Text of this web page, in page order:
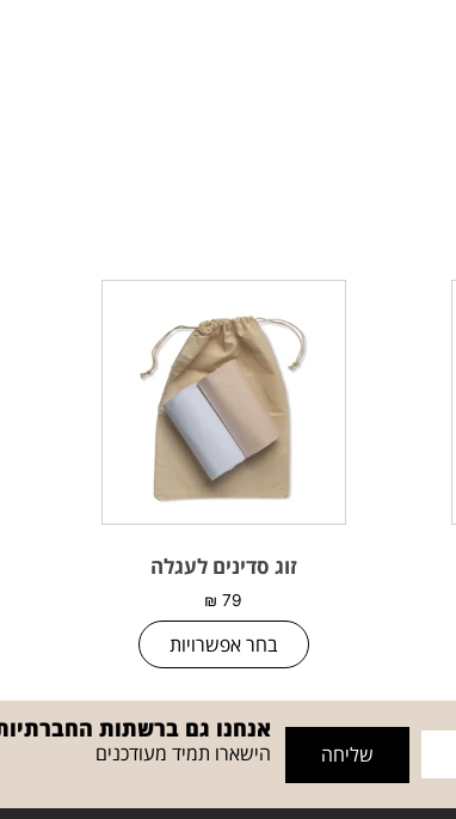
זוג סדינים לעגלה
₪ 79
בחר אפשרויות
שליחה
אנחנו גם ברשתות
הישארו תמיד מעודכנים